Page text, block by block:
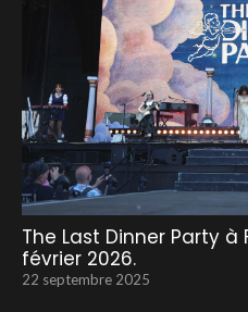
The Last Dinner Party à
février 2026.
22 septembre 2025